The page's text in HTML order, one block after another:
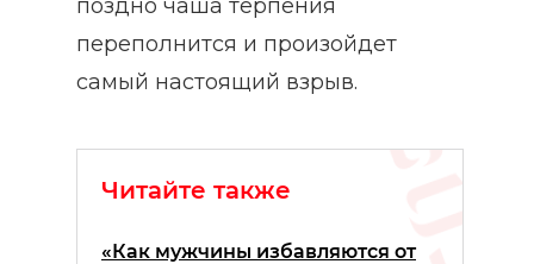
поздно чаша терпения
переполнится и произойдет
самый настоящий взрыв.
Читайте также
«Как мужчины избавляются от